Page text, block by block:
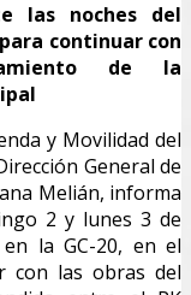
las noches del
continuar con
de la
y Movilidad del
General de
Melián, informa
2 y lunes 3 de
la GC-20, en el
con las obras del